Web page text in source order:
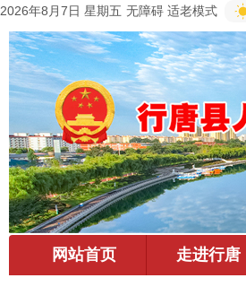
2026年8月7日 星期五 无障碍 适老模式